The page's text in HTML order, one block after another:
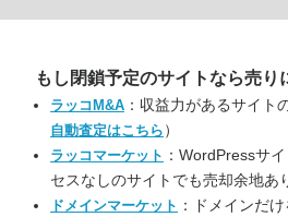
もし閉鎖予定のサイトなら売り
ラッコM&A ：収益力があるサイト
自動査定はこちら ）
ラッコマーケット ：WordPressサ
セスなしのサイトでも売却余地あ
ドメインマーケット ：ドメインだ